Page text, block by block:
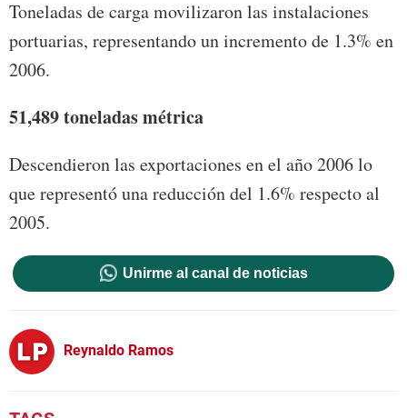
Toneladas de carga movilizaron las instalaciones
portuarias, representando un incremento de 1.3% en
2006.
51,489toneladas métrica
Descendieron las exportaciones en el año 2006 lo
que representó una reducción del 1.6% respecto al
2005.
Unirme al canal de noticias
Reynaldo Ramos